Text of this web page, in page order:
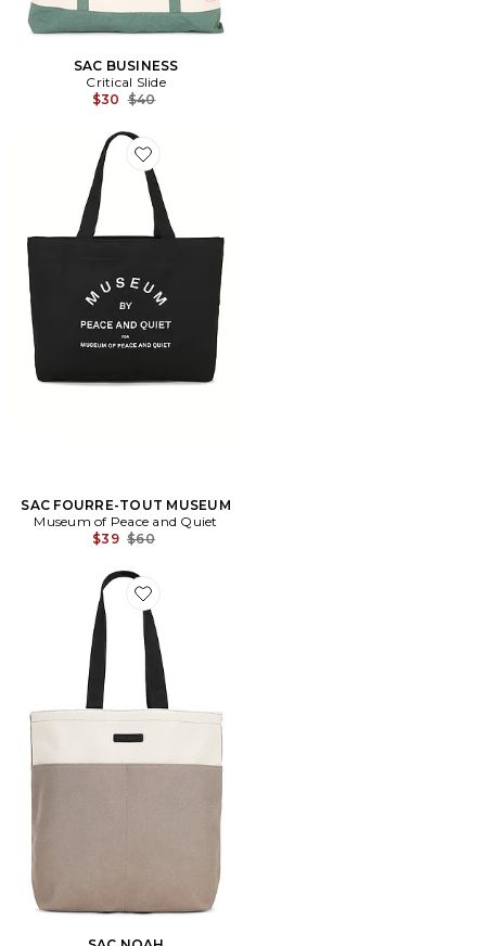
SAC BUSINESS
Critical Slide
$30 Previous price:
$40
Favorite SAC FOURRE-TOUT MUSEUM
SAC FOURRE-TOUT MUSEUM
Museum of Peace and Quiet
$39 Previous price:
$60
Favorite SAC NOAH